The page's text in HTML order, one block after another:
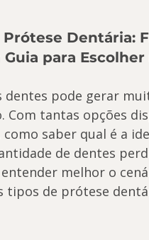
Dentária:
para
dentes pode gerar
Com tantas opções
saber qual é a
de dentes
entender melhor o
tipos de prótese